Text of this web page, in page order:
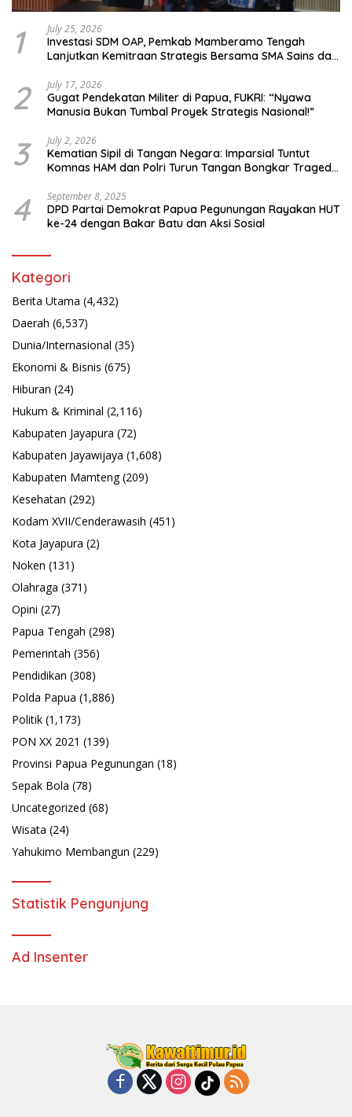
1 July 25, 2026
Investasi SDM OAP, Pemkab Mamberamo Tengah
Lanjutkan Kemitraan Strategis Bersama SMA Sains dan
2 July 17, 2026
Gugat Pendekatan Militer di Papua, FUKRI: “Nyawa
Manusia Bukan Tumbal Proyek Strategis Nasional!”
3 July 2, 2026
Kematian Sipil di Tangan Negara: Imparsial Tuntut
Komnas HAM dan Polri Turun Tangan Bongkar Tragedi
4 September 8, 2025
DPD Partai Demokrat Papua Pegunungan Rayakan HUT
ke-24 dengan Bakar Batu dan Aksi Sosial
Kategori
Berita Utama (4,432)
Daerah (6,537)
Dunia/Internasional (35)
Ekonomi & Bisnis (675)
Hiburan (24)
Hukum & Kriminal (2,116)
Kabupaten Jayapura (72)
Kabupaten Jayawijaya (1,608)
Kabupaten Mamteng(209)
Kesehatan (292)
Kodam XVII/Cenderawasih (451)
Kota Jayapura (2)
Noken (131)
Olahraga (371)
Opini (27)
Papua Tengah (298)
Pemerintah (356)
Pendidikan (308)
Polda Papua (1,886)
Politik (1,173)
PON XX 2021 (139)
Provinsi Papua Pegunungan (18)
Sepak Bola (78)
Uncategorized (68)
Wisata (24)
Yahukimo Membangun (229)
Statistik Pengunjung
Ad Insenter